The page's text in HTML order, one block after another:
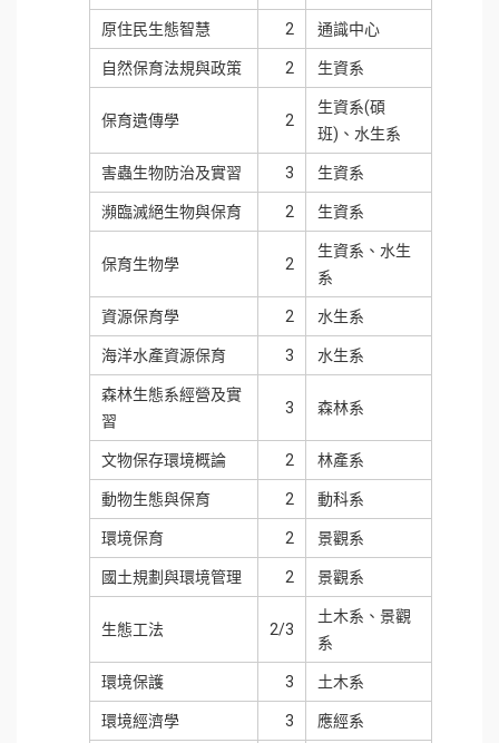
原住民生態智慧 2 通識中心
自然保育法規與政策 2 生資系
保育遺傳學 2
生資系(碩
班)、水生系
害蟲生物防治及實習 3 生資系
瀕臨滅絕生物與保育 2 生資系
保育生物學 2
生資系、水生
系
資源保育學 2 水生系
海洋水產資源保育 3 水生系
森林生態系經營及實
習
3 森林系
文物保存環境概論 2 林產系
動物生態與保育 2 動科系
環境保育 2 景觀系
國土規劃與環境管理 2 景觀系
生態工法 2/3
土木系、景觀
系
環境保護 3 土木系
環境經濟學 3 應經系